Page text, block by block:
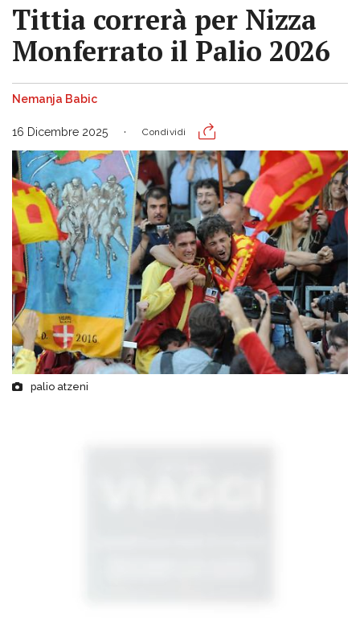
Tittia correrà per Nizza
Monferrato il Palio 2026
Nemanja Babic
16 Dicembre 2025 Condividi
palio atzeni